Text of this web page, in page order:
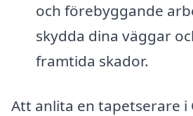
och förebyggande
skydda dina väggar
framtida skador.
Att anlita en tapetserare i